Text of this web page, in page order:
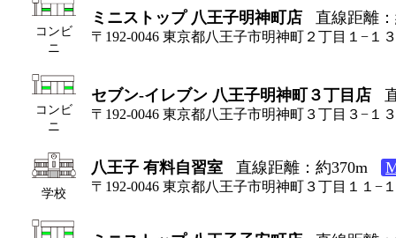
コンビ
ニ
ミニストップ 八王子明神町店 直線距離
〒192-0046 東京都八王子市明神町２丁目１−１３
コンビ
ニ
セブン-イレブン 八王子明神町３丁目店
〒192-0046 東京都八王子市明神町３丁目３−１３
学校
八王子 有料自習室 直線距離：約370m
〒192-0046 東京都八王子市明神町３丁目１１−